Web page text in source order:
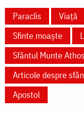
Paraclis Viață
Sfinte moaște
Sfântul Munte Athos
Articole despre
Apostol